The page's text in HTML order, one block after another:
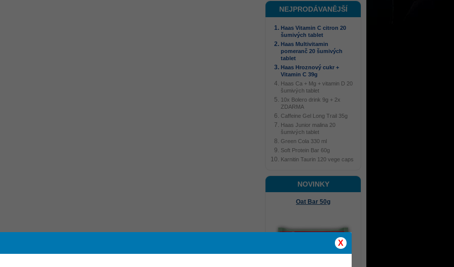
NEJPRODÁVANĚJŠÍ
Haas Vitamin C citron 20
šumivých tablet
Haas Multivitamin
pomeranč 20 šumivých
tablet
Haas Hroznový cukr +
Vitamin C 39g
Haas Ca + Mg + vitamin D 20
šumivých tablet
10x Bolero drink 9g + 2x
ZDARMA
Caffeine Gel Long Trail 35g
Haas Junior malina 20
šumivých tablet
Green Cola 330 ml
Soft Protein Bar 60g
Karnitin Taurin 120 vege caps
NOVINKY
Oat Bar 50g
X